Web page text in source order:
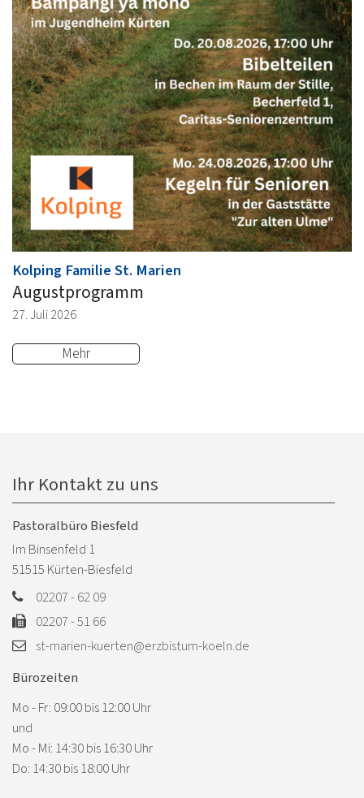
Kolping Familie St. Marien
Augustprogramm
27. Juli 2026
Mehr
Ihr Kontakt zu uns
Pastoralbüro Biesfeld
Im Binsenfeld 1
51515 Kürten-Biesfeld
02207 - 62 09
02207 - 51 66
st-marien-kuerten@erzbistum-koeln.de
Bürozeiten
Mo - Fr: 09:00 bis 12:00 Uhr
und
Mo - Mi: 14:30 bis 16:30 Uhr
Do: 14:30 bis 18:00 Uhr